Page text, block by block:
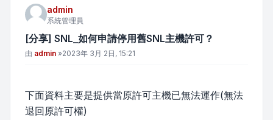
admin
系統管理員
[分享] SNL_如何申請停用舊SNL主機許可？
文章
由 admin »2023年 3月 2日, 15:21
下面資料主要是提供當原許可主機已無法運作(無法
退回原許可權)